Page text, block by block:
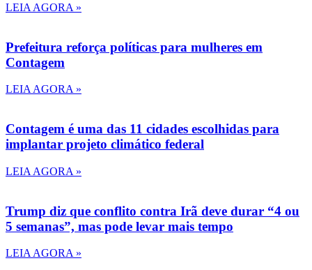
LEIA AGORA »
Prefeitura reforça políticas para mulheres em
Contagem
LEIA AGORA »
Contagem é uma das 11 cidades escolhidas para
implantar projeto climático federal
LEIA AGORA »
Trump diz que conflito contra Irã deve durar “4 ou
5 semanas”, mas pode levar mais tempo
LEIA AGORA »